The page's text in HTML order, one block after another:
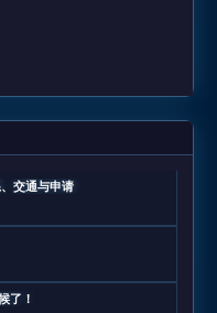
交通与申请
了！